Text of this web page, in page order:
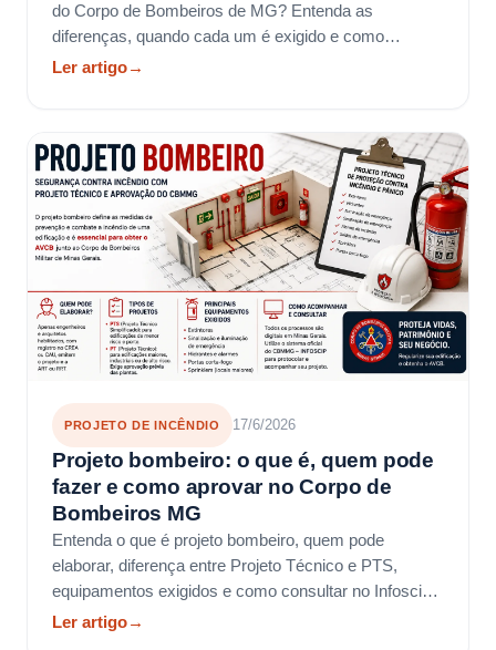
do Corpo de Bombeiros de MG? Entenda as
diferenças, quando cada um é exigido e como
regularizar.
Ler artigo→
PROJETO DE INCÊNDIO 17/6/2026
Projeto bombeiro: o que é, quem pode
fazer e como aprovar no Corpo de
Bombeiros MG
Entenda o que é projeto bombeiro, quem pode
elaborar, diferença entre Projeto Técnico e PTS,
equipamentos exigidos e como consultar no Infoscip
MG.
Ler artigo→